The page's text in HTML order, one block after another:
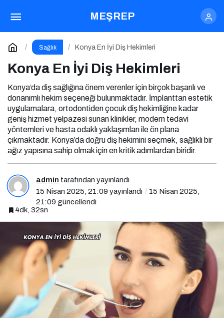
MEŞREP
Sağlık Konya En İyi Diş Hekimleri
Konya En İyi Diş Hekimleri
Konya’da diş sağlığına önem verenler için birçok başarılı ve
donanımlı hekim seçeneği bulunmaktadır. İmplanttan estetik
uygulamalara, ortodontiden çocuk diş hekimliğine kadar
geniş hizmet yelpazesi sunan klinikler, modern tedavi
yöntemleri ve hasta odaklı yaklaşımları ile ön plana
çıkmaktadır. Konya’da doğru diş hekimini seçmek, sağlıklı bir
ağız yapısına sahip olmak için en kritik adımlardan biridir.
admin tarafından yayınlandı
15 Nisan 2025, 21:09 yayınlandı
15 Nisan 2025,
21:09 güncellendi
4dk, 32sn
Niğde En İyi Diş Hekimleri
Yorum Yap